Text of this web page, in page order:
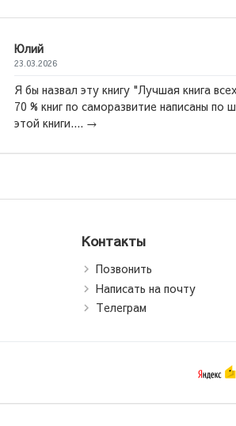
эту книгу "Лучшая книга всех времен".
по саморазвитие написаны по шаблону
→
Контакты
Позвонить
Написать на почту
Телеграм